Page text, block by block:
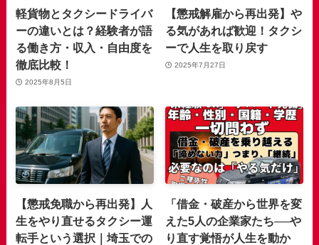
軽貨物とタクシードライバ
ーの違いとは？経験者が語
る働き方・収入・自由度を
徹底比較！
2025年8月5日
【懲戒解雇から再出発】や
る気があれば歓迎！タクシ
ーで人生を取り戻す
2025年7月27日
【懲戒免職から再出発】人
生をやり直せるタクシー運
転手という選択｜埼玉での
「借金・破産から世界を変
えた5人の企業家たち──や
り直す覚悟が人生を動か